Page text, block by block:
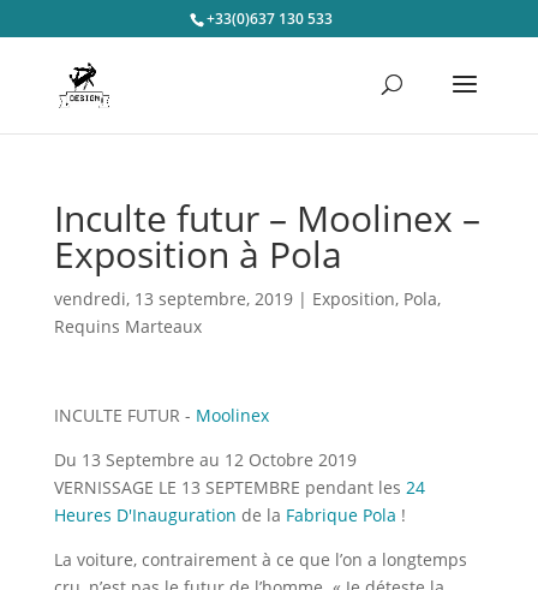
+33(0)637 130 533
Inculte futur – Moolinex –
Exposition à Pola
vendredi, 13 septembre, 2019| Exposition, Pola,
Requins Marteaux
INCULTE FUTUR - Moolinex
Du 13 Septembre au 12 Octobre 2019
VERNISSAGE LE 13 SEPTEMBRE pendant les 24
Heures D'Inauguration de la Fabrique Pola !
La voiture, contrairement à ce que l’on a longtemps